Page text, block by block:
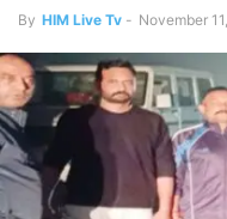
By HIM Live Tv - November